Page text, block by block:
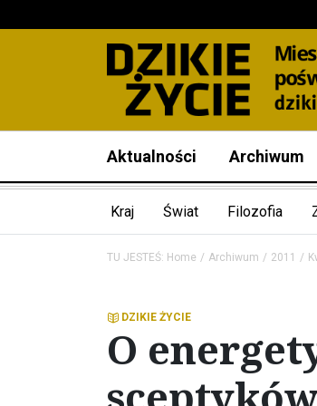
Aktualności Archiwum
Kraj Świat Filozofia
TU JESTEŚ: Home Archiwum 2011
DZIKIE ŻYCIE
O